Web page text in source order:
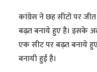
कांग्रेस ने छह सीटों पर
बढ़त बनाये हुए है। इसके
एक सीट पर बढ़त बनाये
बनायी हुई है।